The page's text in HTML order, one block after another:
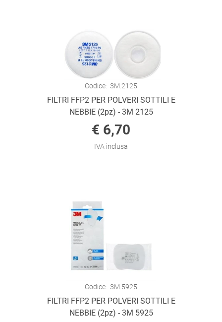
Codice: 3M.2125
FILTRI FFP2 PER POLVERI SOTTILI E
NEBBIE (2pz) - 3M 2125
€ 6,70
IVA inclusa
Codice: 3M.5925
FILTRI FFP2 PER POLVERI SOTTILI E
NEBBIE (2pz) - 3M 5925